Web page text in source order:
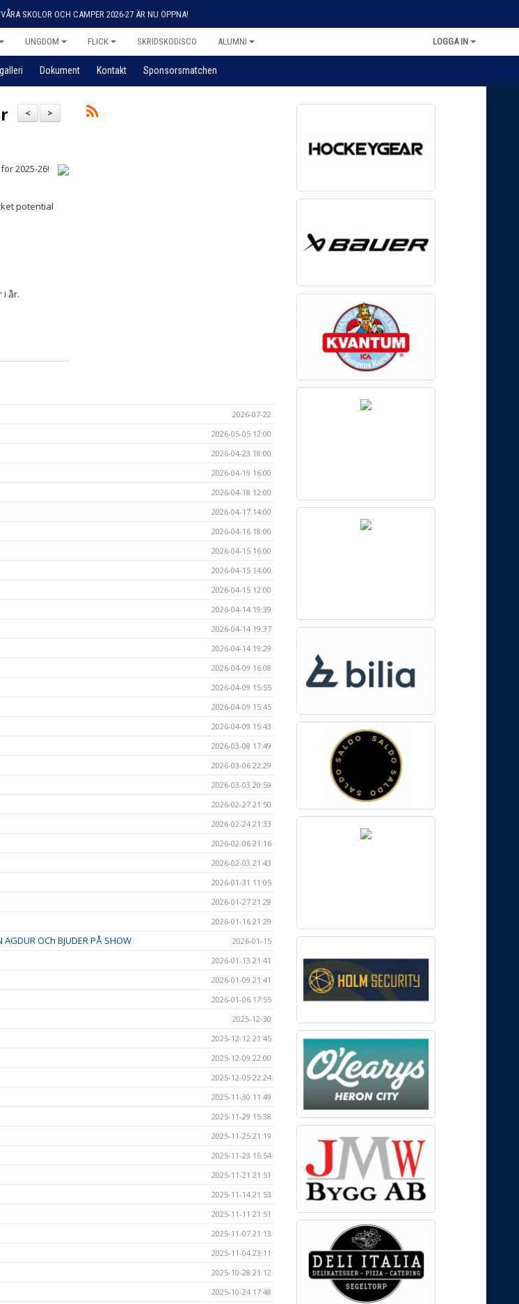
SKOLOR OCH CAMPER 2026-27 ÄR NU ÖPPNA!
UNGDOM FLICK SKRIDSKODISCO ALUMNI LOGGA IN
Dokument Kontakt Sponsorsmatchen
>
<
2025-26!
potential
i år.
2026-07-22
2026-05-05 12:00
2026-04-23 18:00
2026-04-19 16:00
2026-04-18 12:00
2026-04-17 14:00
2026-04-16 18:00
2026-04-15 16:00
2026-04-15 14:00
2026-04-15 12:00
2026-04-14 19:39
2026-04-14 19:37
2026-04-14 19:29
2026-04-09 16:08
2026-04-09 15:55
2026-04-09 15:45
2026-04-09 15:43
2026-03-08 17:49
2026-03-06 22:29
2026-03-03 20:59
2026-02-27 21:50
2026-02-24 21:33
2026-02-06 21:16
2026-02-03 21:43
2026-01-31 11:05
2026-01-27 21:28
2026-01-16 21:29
OCh BJUDER PÅ SHOW 2026-01-15
2026-01-13 21:41
2026-01-09 21:41
2026-01-06 17:55
2025-12-30
2025-12-12 21:45
2025-12-09 22:00
2025-12-05 22:24
2025-11-30 11:49
2025-11-29 15:38
2025-11-25 21:19
2025-11-23 15:54
2025-11-21 21:51
2025-11-14 21:53
2025-11-11 21:51
2025-11-07 21:13
2025-11-04 23:11
2025-10-28 21:12
2025-10-24 17:48